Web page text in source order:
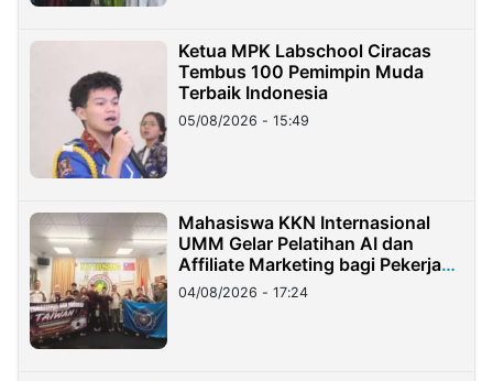
Ketua MPK Labschool Ciracas
Tembus 100 Pemimpin Muda
Terbaik Indonesia
05/08/2026 - 15:49
Mahasiswa KKN Internasional
UMM Gelar Pelatihan AI dan
Affiliate Marketing bagi Pekerja
Migran Indonesia di Taiwan
04/08/2026 - 17:24